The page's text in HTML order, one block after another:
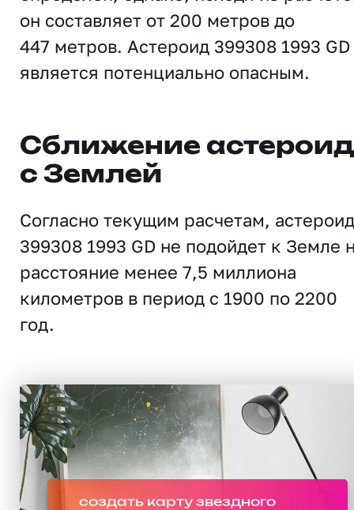
он составляет от 200 метров до
447 метров. Астероид 399308 1993
является потенциально опасным.
Сближение
с Землей
Согласно текущим расчетам, астероид
399308 1993 GD не подойдет к Земле
расстояние менее 7,5 миллиона
километров в период с 1900 по 2200
год.
создать карту звездного